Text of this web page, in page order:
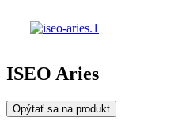
ISEO Aries
Opýtať sa na produkt